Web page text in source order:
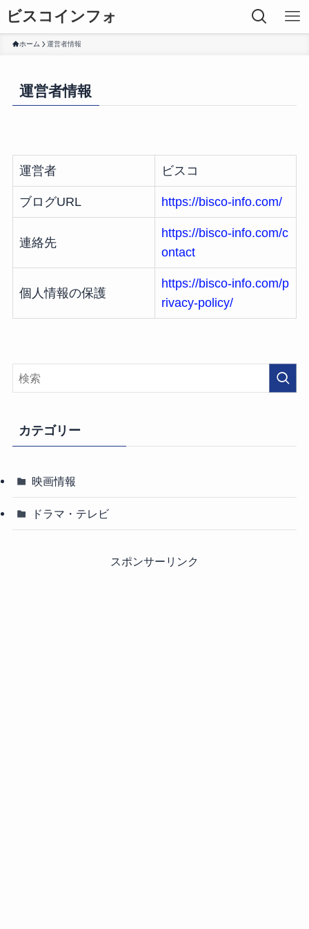
ビスコインフォ
ホーム 運営者情報
運営者情報
運営者 ビスコ
ブログURL https://bisco-info.com/
連絡先
https://bisco-info.com/c
ontact
個人情報の保護
https://bisco-info.com/p
rivacy-policy/
カテゴリー
映画情報
ドラマ・テレビ
スポンサーリンク